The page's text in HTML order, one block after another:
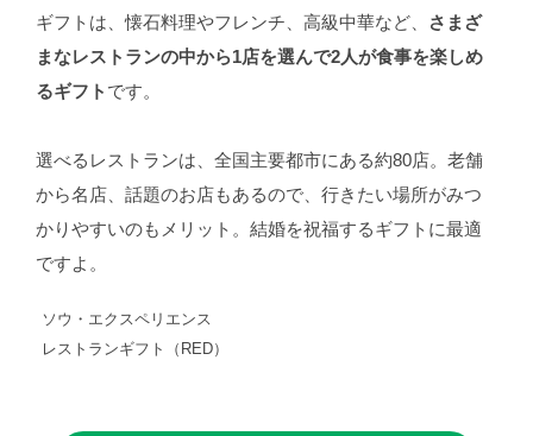
ギフトは、懐石料理やフレンチ、高級中華など、
さまざ
まなレストランの中から1店を選んで2人が食事を楽しめ
るギフト です。
選べるレストランは、全国主要都市にある約80店。老舗
から名店、話題のお店もあるので、行きたい場所がみつ
かりやすいのもメリット。結婚を祝福するギフトに最適
ですよ。
ソウ・エクスペリエンス
レストランギフト（RED）